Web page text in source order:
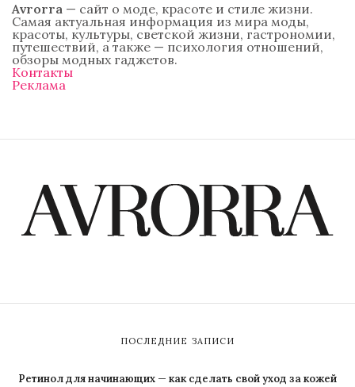
Avrorra — сайт о моде, красоте и стиле жизни.
Самая актуальная информация из мира моды,
красоты, культуры, светской жизни, гастрономии,
путешествий, а также — психология отношений,
обзоры модных гаджетов.
Контакты
Реклама
ПОСЛЕДНИЕ ЗАПИСИ
Ретинол для начинающих — как сделать свой уход за кожей